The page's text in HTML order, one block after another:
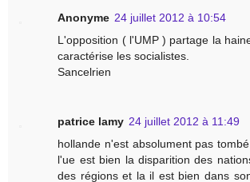
Anonyme 24 juillet 2012 à 10:54
L'opposition ( l'UMP ) partage la
caractérise les socialistes.
Sancelrien
patrice lamy 24 juillet 2012 à 11:49
hollande n'est absolument pas
l'ue est bien la disparition des
des régions et la il est bien dans